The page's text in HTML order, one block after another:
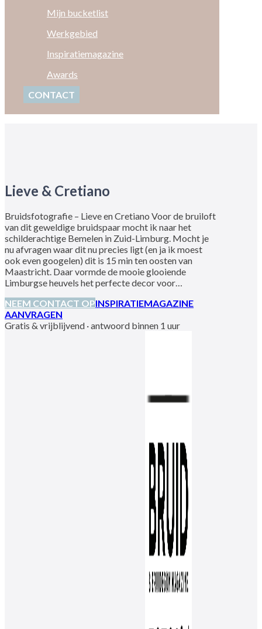
Mijn bucketlist
Werkgebied
Inspiratiemagazine
Awards
CONTACT
Lieve & Cretiano
Bruidsfotografie – Lieve en Cretiano Voor de bruiloft
van dit geweldige bruidspaar mocht ik naar het
schilderachtige Bemelen in Zuid-Limburg. Mocht je
nu afvragen waar dit nu precies ligt (en ja ik moest
ook even googelen) dit is 15 min ten oosten van
Maastricht. Daar vormde de mooie glooiende
Limburgse heuvels het perfecte decor voor…
NEEM CONTACT OPINSPIRATIEMAGAZINE
AANVRAGEN
Gratis & vrijblijvend · antwoord binnen 1 uur